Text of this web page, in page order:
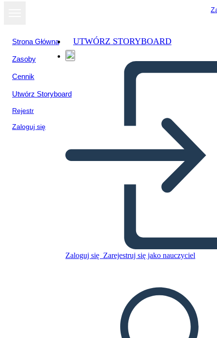
Strona Główna
Zasoby
Cennik
Utwórz Storyboard
Rejestr
Zaloguj się
UTWÓRZ STORYBOARD
Zaloguj się Zarejestruj się jako nauczyciel
Skopiuj tę scenorys
ODTWARZANIE POKAZU SLAJDÓW
PRZECZYTAJ MI
Wyświetl jako
pokaz slajdów